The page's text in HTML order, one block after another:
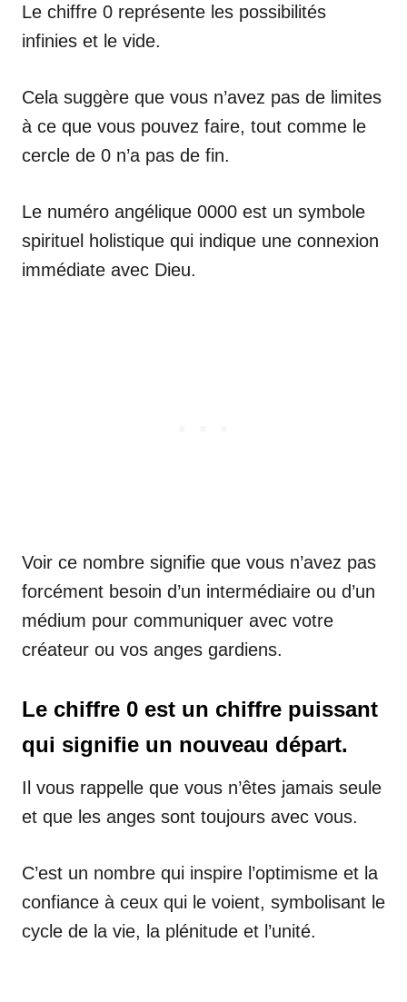
Le chiffre 0 représente les possibilités
infinies et le vide.
Cela suggère que vous n’avez pas de limites
à ce que vous pouvez faire, tout comme le
cercle de 0 n’a pas de fin.
Le numéro angélique 0000 est un symbole
spirituel holistique qui indique une connexion
immédiate avec Dieu.
Voir ce nombre signifie que vous n’avez pas
forcément besoin d’un intermédiaire ou d’un
médium pour communiquer avec votre
créateur ou vos anges gardiens.
Le chiffre 0 est un chiffre puissant
qui signifie un nouveau départ.
Il vous rappelle que vous n’êtes jamais seule
et que les anges sont toujours avec vous.
C’est un nombre qui inspire l’optimisme et la
confiance à ceux qui le voient, symbolisant le
cycle de la vie, la plénitude et l’unité.